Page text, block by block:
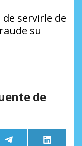
de servirle de
su
de
Compartir
Telegram LinkedIn